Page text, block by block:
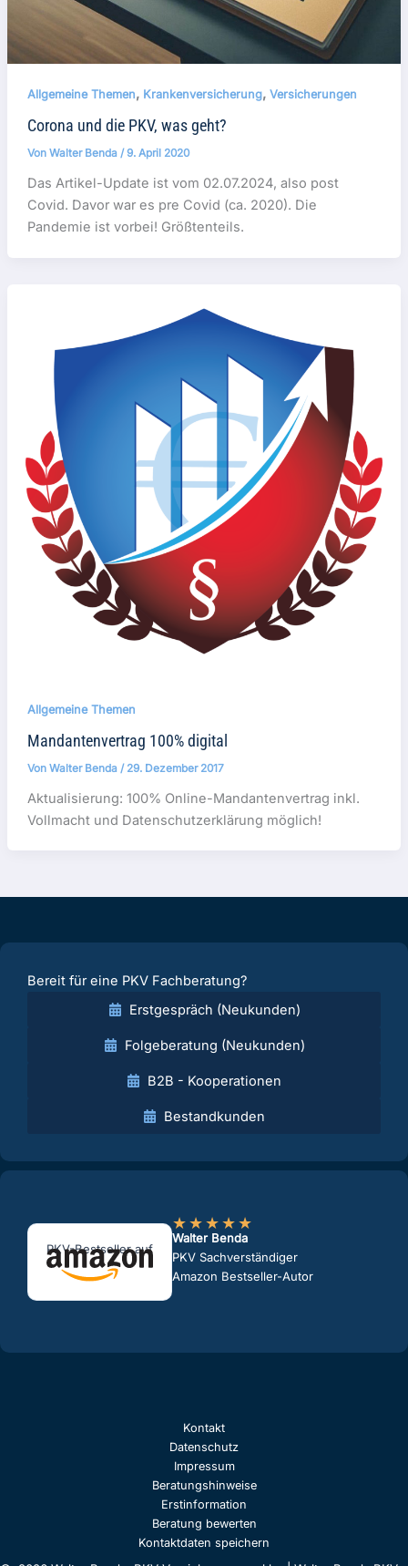
Allgemeine Themen, Krankenversicherung, Versicherungen
Corona und die PKV, was geht?
Von Walter Benda /9. April 2020
Das Artikel-Update ist vom 02.07.2024, also post
Covid. Davor war es pre Covid (ca. 2020). Die
Pandemie ist vorbei! Größtenteils.
Allgemeine Themen
Mandantenvertrag 100% digital
Von Walter Benda / 29. Dezember 2017
Aktualisierung: 100% Online-Mandantenvertrag inkl.
Vollmacht und Datenschutzerklärung möglich!
Bereit für eine PKV Fachberatung?
Erstgespräch (Neukunden)
Folgeberatung (Neukunden)
B2B - Kooperationen
Bestandkunden
PKV-Bestseller auf
★★★★★
Walter Benda
PKV Sachverständiger
Amazon Bestseller-Autor
Kontakt
Datenschutz
Impressum
Beratungshinweise
Erstinformation
Beratung bewerten
Kontaktdaten speichern